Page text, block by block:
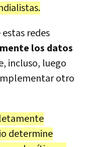
redes
los datos
incluso, luego
otro
determine